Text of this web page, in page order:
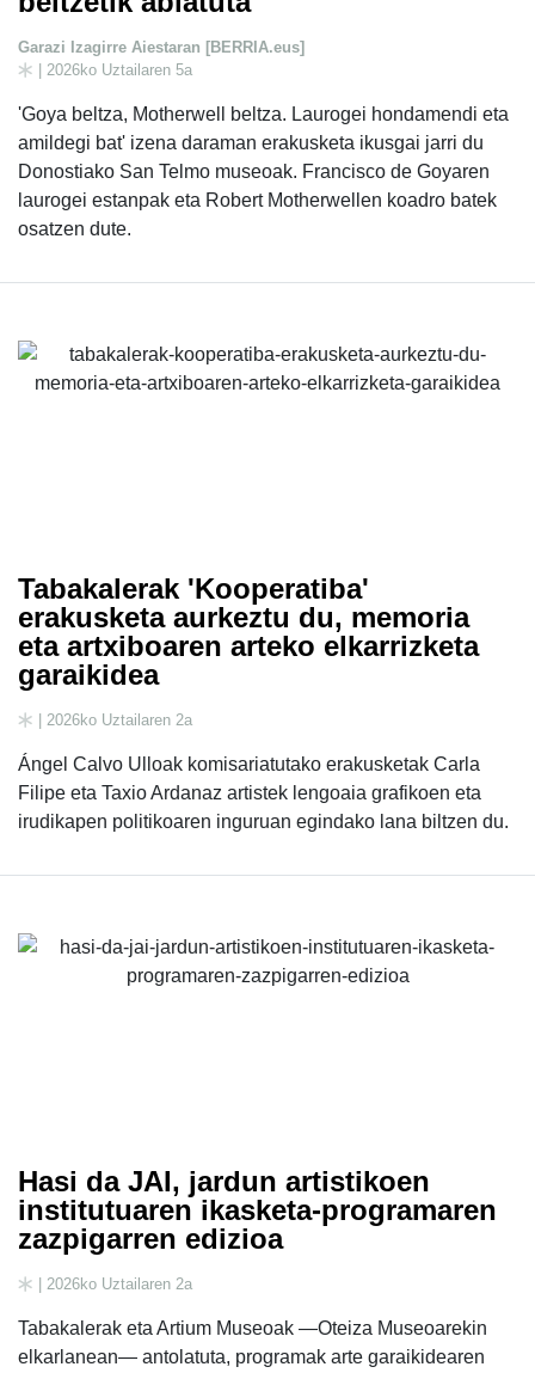
Garazi Izagirre Aiestaran [BERRIA.eus]
| 2026ko Uztailaren 5a
'Goya beltza, Motherwell beltza. Laurogei hondamendi eta
amildegi bat' izena daraman erakusketa ikusgai jarri du
Donostiako San Telmo museoak. Francisco de Goyaren
laurogei estanpak eta Robert Motherwellen koadro batek
osatzen dute.
Tabakalerak 'Kooperatiba'
erakusketa aurkeztu du, memoria
eta artxiboaren arteko elkarrizketa
garaikidea
| 2026ko Uztailaren 2a
Ángel Calvo Ulloak komisariatutako erakusketak Carla
Filipe eta Taxio Ardanaz artistek lengoaia grafikoen eta
irudikapen politikoaren inguruan egindako lana biltzen du.
Hasi da JAI, jardun artistikoen
institutuaren ikasketa-programaren
zazpigarren edizioa
| 2026ko Uztailaren 2a
Tabakalerak eta Artium Museoak —Oteiza Museoarekin
elkarlanean— antolatuta, programak arte garaikidearen